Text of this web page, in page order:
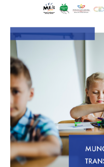
Отсуство на
и отчетност кај
финансираат со
училиштата.
Министерството
(МОН) да изготви
кои ќе се
спроведување на
воспитно-